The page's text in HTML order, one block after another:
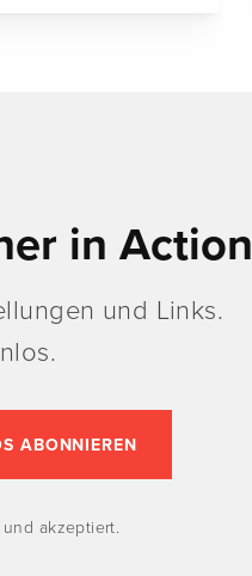
in Action
und Links.
akzeptiert.